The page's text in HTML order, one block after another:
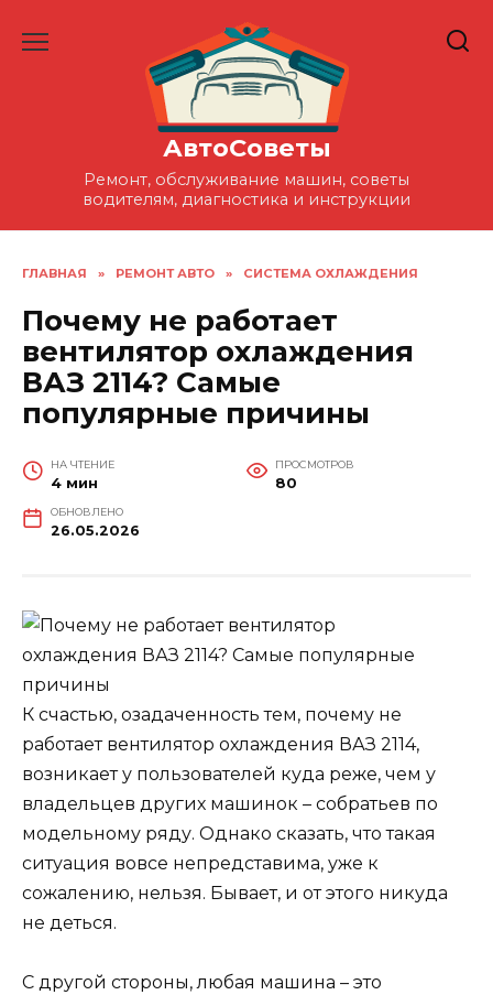
АвтоСоветы
Ремонт, обслуживание машин, советы
водителям, диагностика и инструкции
ГЛАВНАЯ » РЕМОНТ АВТО » СИСТЕМА ОХЛАЖДЕНИЯ
Почему не работает
вентилятор охлаждения
ВАЗ 2114? Самые
популярные причины
НА ЧТЕНИЕ
4 мин
ПРОСМОТРОВ
80
ОБНОВЛЕНО
26.05.2026
К счастью, озадаченность тем, почему не
работает вентилятор охлаждения ВАЗ 2114,
возникает у пользователей куда реже, чем у
владельцев других машинок – собратьев по
модельному ряду. Однако сказать, что такая
ситуация вовсе непредставима, уже к
сожалению, нельзя. Бывает, и от этого никуда
не деться.
С другой стороны, любая машина – это